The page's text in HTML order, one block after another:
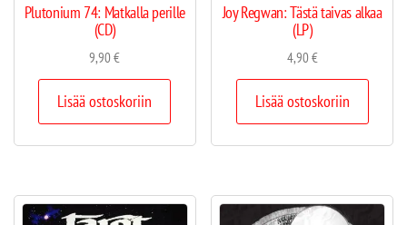
Plutonium 74: Matkalla perille
(CD)
9,90€
Lisää ostoskoriin
Joy Regwan: Tästä taivas alkaa
(LP)
4,90€
Lisää ostoskoriin